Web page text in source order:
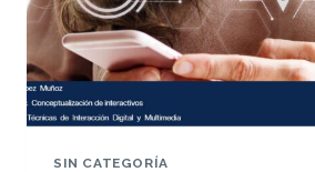
SIN CATEGORÍA